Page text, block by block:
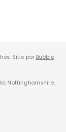
Sitio por Bubble
Nottinghamshire,